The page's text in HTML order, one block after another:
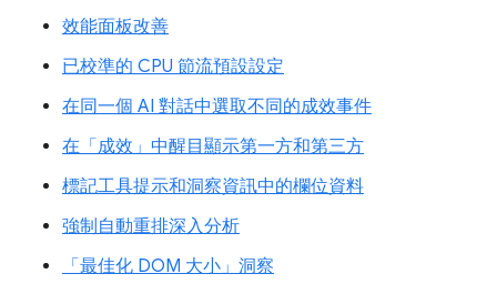
效能面板改善
已校準的 CPU 節流預設設定
在同一個 AI 對話中選取不同的成效事件
在「成效」中醒目顯示第一方和第三方
標記工具提示和洞察資訊中的欄位資料
強制自動重排深入分析
「最佳化 DOM 大小」洞察